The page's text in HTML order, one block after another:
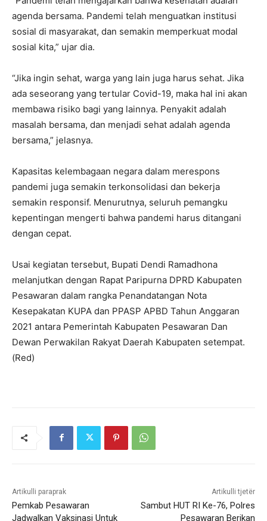
agenda bersama. Pandemi telah menguatkan institusi
sosial di masyarakat, dan semakin memperkuat modal
sosial kita,” ujar dia.
“Jika ingin sehat, warga yang lain juga harus sehat. Jika
ada seseorang yang tertular Covid-19, maka hal ini akan
membawa risiko bagi yang lainnya. Penyakit adalah
masalah bersama, dan menjadi sehat adalah agenda
bersama,” jelasnya.
Kapasitas kelembagaan negara dalam merespons
pandemi juga semakin terkonsolidasi dan bekerja
semakin responsif. Menurutnya, seluruh pemangku
kepentingan mengerti bahwa pandemi harus ditangani
dengan cepat.
Usai kegiatan tersebut, Bupati Dendi Ramadhona
melanjutkan dengan Rapat Paripurna DPRD Kabupaten
Pesawaran dalam rangka Penandatangan Nota
Kesepakatan KUPA dan PPASP APBD Tahun Anggaran
2021 antara Pemerintah Kabupaten Pesawaran Dan
Dewan Perwakilan Rakyat Daerah Kabupaten setempat.
(Red)
Artikulli paraprak
Pemkab Pesawaran
Jadwalkan Vaksinasi Untuk
Artikulli tjetër
Sambut HUT RI Ke-76, Polres
Pesawaran Berikan